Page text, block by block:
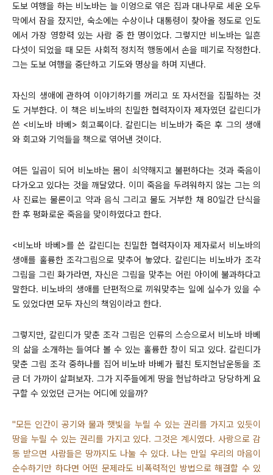
도보 여행을 하는 비노바는 늘 이엉으로 엮은 집과 대나무로 세운 오두
막에서 잠을 잤지만, 숙소에는 수상이나 대통령이 찾아올 정도로 인도
에서 가장 영향력 있는 사람 중 한 명이었다. 그렇지만 비노바는 일흔
다섯이 되었을 때 모든 사회적 정치적 행동에서 손을 떼기로 작정한다.
그는 도보 여행을 중단하고 기도와 명상을 하며 지낸다.
자신의 생애에 관하여 이야기하기를 꺼리고 또 자서전을 집필하는 것
도 거부한다. 이 책은 비노바의 친밀한 협력자이자 제자였던 칼린디가
쓴 <비노바 바베> 회고록이다. 칼린디는 비노바가 죽은 후 그의 생애
와 회고와 기억들을 책으로 엮어낸 것이다.
여든 일곱이 되어 비노바는 몸이 쇠약해지고 불편하다는 것과 죽음이
다가오고 있다는 것을 깨달았다. 이미 죽음을 두려워하지 않는 그는 의
사 진료는 물론이고 약과 음식 그리고 물도 거부한 채 80일간 단식을
한 후 평화로운 죽음을 맞이하였다고 한다.
<비노바 바베>를 쓴 칼린디는 친밀한 협력자이자 제자로서 비노바의
생애를 훌륭한 조각그림으로 맞추어 놓았다. 칼린디는 비노바가 조각
그림을 그린 화가라면, 자신은 그림을 맞추는 어린 아이에 불과하다고
말한다. 비노바의 생애를 단편적으로 끼워맞추는 일에 실수가 있을 수
도 있었다면 모두 자신의 책임이라고 한다.
그렇지만, 칼린디가 맞춘 조각 그림은 인류의 스승으로서 비노바 바베
의 삶을 소개하는 들여다 볼 수 있는 훌륭한 창이 되고 있다. 칼린디가
맞춘 그림 조각 중하나를 집어 비노바 바베가 펼친 토지헌납운동을 조
금 더 가까이 살펴보자. 그가 지주들에게 땅을 헌납하라고 당당하게 요
구할 수 있었던 근거는 어디에 있을까?
"모든 인간이 공기와 물과 햇빛을 누릴 수 있는 권리를 가지고 있듯이
땅을 누릴 수 있는 권리를 가지고 있다. 그것은 계시였다. 사랑으로 감
동 받으면 사람들은 땅까지도 나눌 수 있다. 나는 만일 우리의 마음이
순수하기만 하다면 어떤 문제라도 비폭력적인 방법으로 해결할 수 있